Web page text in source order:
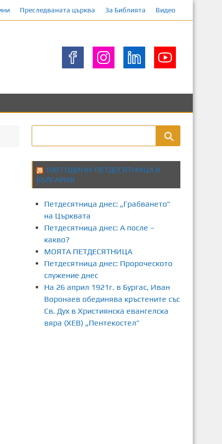
Преследваната църква За Библията Видео
100 ГОДИНИ ПЕТДЕСЯТНИЦА В
БЪЛГАРИЯ
Петдесятница днес: „Грабването”
на Църквата
Петдесятница днес: А после –
какво?
МОЯТА ПЕТДЕСЯТНИЦА
Петдесятница днес: Пророческото
служение днес
На 26 април 1921г. в Бургас, Иван
Воронаев обединява кръстените със
Св. Дух в Християнска евангелска
вяра (ХЕВ) „Пентекостел”